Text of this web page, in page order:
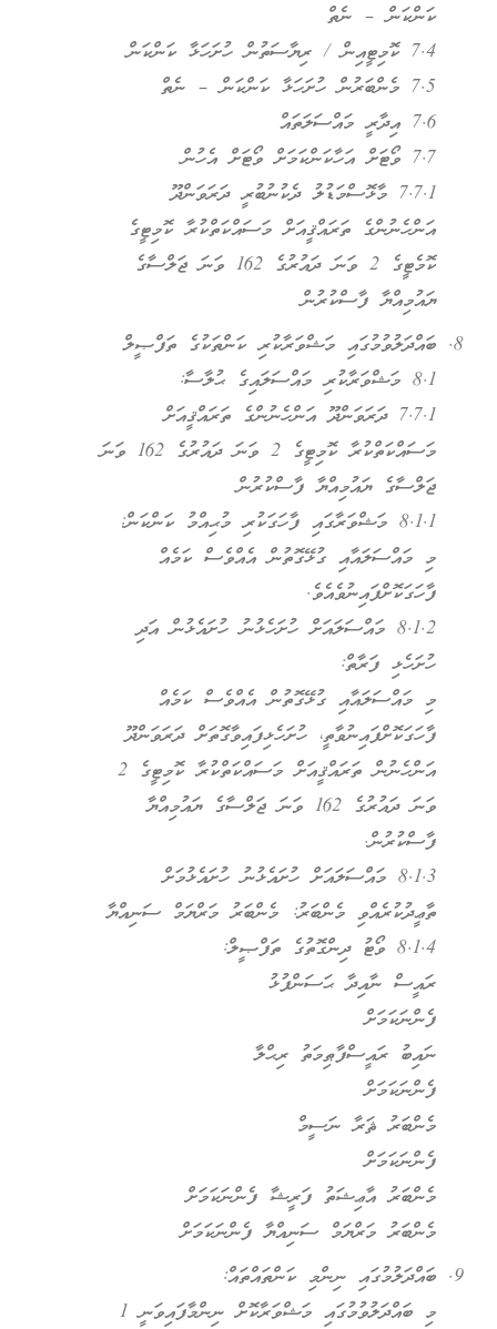
ކަންކަން – ނެތް
7.4 ކޮމިޓީއިން / ރިޔާސަތުން ހުށަހަޅާ ކަންކަން
7.5 މެންބަރުން ހުށަހަޅާ ކަންކަން – ނެތް
7.6 އިދާރީ މައްސަލަތައް
7.7 ވޯޓަށް އަހާކަންކަމަށް ވޯޓަށް އެހުން
7.7.1 މާޅޮސްމަޑުލު ދެކުނުބުރީ ދަރަވަންދޫ
އަންހެނުންގެ ތަރައްޤީއަށް މަސައްކަތްކުރާ ކޮމިޓީގެ
ކޮމެޓީގެ 2 ވަނަ ދައުރުގެ 162 ވަނަ ޖަލްސާގެ
ޔައުމިއްޔާ ފާސްކުރުން
ބައްދަލުވުމުގައި މަޝްވަރާކުރި ކަންތަކުގެ ތަފްޞީލް
8.1 މަޝްވަރާކުރި މައްސަލައިގެ ޙުލާސާ:
7.7.1 ދަރަވަންދޫ އަންހެނުންގެ ތަރައްޤީއަށް
މަސައްކަތްކުރާ ކޮމިޓީގެ 2 ވަނަ ދައުރުގެ 162 ވަނަ
ޖަލްސާގެ ޔައުމިއްޔާ ފާސްކުރުން
8.1.1 މަޝްވަރާގައި ފާހަގަކުރި މުޙިއްމު ކަންކަން:
މި މައްސަލައާއި ގުޅޭގޮތުން އެއްވެސް ކަމެއް
ފާހަގަކޮށްފައިނުވެއެވެ.
8.1.2 މައްސަލައަށް ހުށަހެޅުނު ހުށައެޅުން އަދި
ހުށަހެޅި ފަރާތް:
މި މައްސަލައާއި ގުޅޭގޮތުން އެއްވެސް ކަމެއް
ފާހަގަކޮށްފައިނުވާތީ، ހުށަހެޅިފައިވާގޮތަށް ދަރަވަންދޫ
އަންހެނުން ތަރައްޤީއަށް މަސައްކަތްކުރާ ކޮމިޓީގެ 2
ވަނަ ދައުރުގެ 162 ވަނަ ޖަލްސާގެ ޔައުމިއްޔާ
ފާސްކުރުން.
8.1.3 މައްސަލައަށް ހުށައެޅުނު ހުށައެޅުމަށް
ތާޢީދުކުރެއްވި މެންބަރު: މެންބަރު މަރްޔަމް ސަނިއްޔާ
8.1.4 ވޯޓު ދިންގޮތުގެ ތަފްޞީލް:
ރައީސް ނާއިދާ ޙަސަންފުޅު
ފެންނަކަމަށް
ނައިބު ރައީސްފާޠިމަތު ރިޙްލާ
ފެންނަކަމަށް
މެންބަރު ޘަރާ ނަސީމް
ފެންނަކަމަށް
މެންބަރު އާޢިޝަތު ފަރީޝާ ފެންނަކަމަށް
މެންބަރު މަރްޔަމް ސަނިއްޔާ ފެންނަކަމަށް
ބައްދަލުމުގައި ނިންމި ކަންތައްތައް:
މި ބައްދަލުވުމުގައި މަޝްވަރާކޮށް ނިންމާފައިވަނީ 1